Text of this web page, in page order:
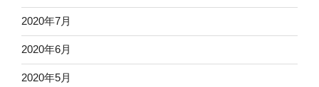
2020年7月
2020年6月
2020年5月